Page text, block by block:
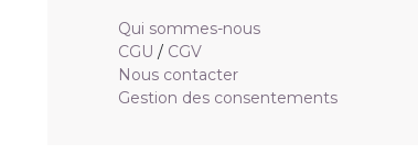
Qui sommes-nous
CGU / CGV
Nous contacter
Gestion des consentements